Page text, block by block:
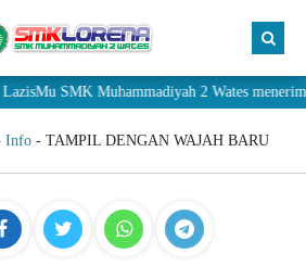
SMK Muhammadiyah 2 Wates menerima
Info- TAMPIL DENGAN WAJAH BARU